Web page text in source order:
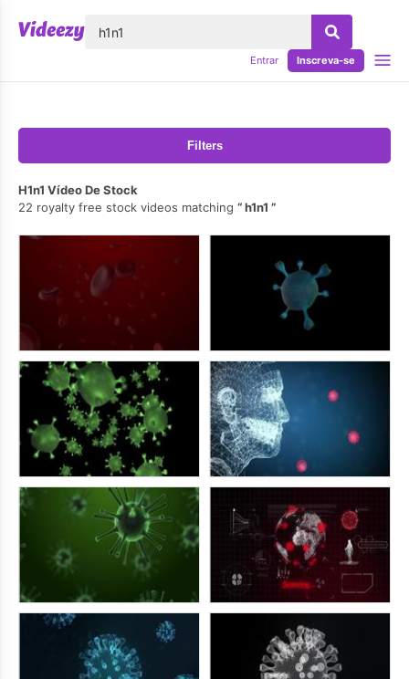
Entrar Inscreva-se
Filters
H1n1 Vídeo De Stock
22 royalty free stock videos matching
h1n1